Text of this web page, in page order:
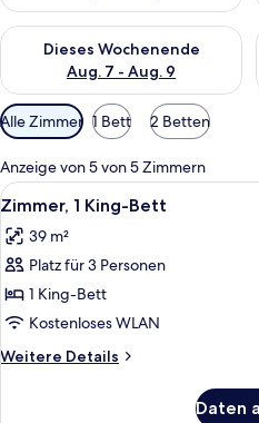
Dieses Wochenende
Aug. 7 - Aug. 9
Überprüfe die Verfügbarkeit für
Verfügbare
Filter
für
Zimmer
Alle Zimmer 1 Bett 2 Betten
Anzeige von 5 von 5 Zimmern
Alle
Fotos
für
Zimmer,
1 King-
Bett
anzeigen
5
Zimmer, 1 King-Bett
39 m²
Platz für 3 Personen
1 King-Bett
Kostenloses WLAN
Weitere Details
Weitere
Daten